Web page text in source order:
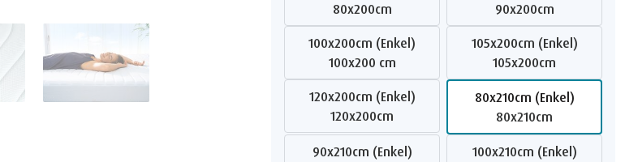
80x200cm
90x200cm
100x200cm (Enkel)
100x200 cm
105x200cm (Enkel)
105x200cm
120x200cm (Enkel)
120x200cm
80x210cm (Enkel)
80x210cm
90x210cm (Enkel)
100x210cm (Enkel)